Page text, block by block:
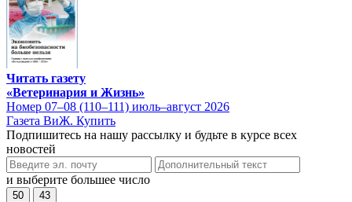
Читать газету
«Ветеринария и Жизнь»
Номер 07–08 (110–111) июль–август 2026
Газета ВиЖ. Купить
Подпишитесь на нашу рассылку и будьте в курсе всех
новостей
и выберите большее число
50 43